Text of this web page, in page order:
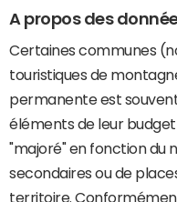
A propos des
Certaines communes
touristiques de
permanente est
éléments de leur
"majoré" en fonction du
secondaires ou de
territoire.